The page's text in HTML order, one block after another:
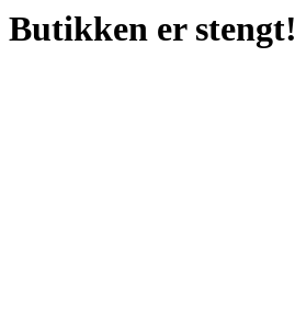
Butikken er stengt!